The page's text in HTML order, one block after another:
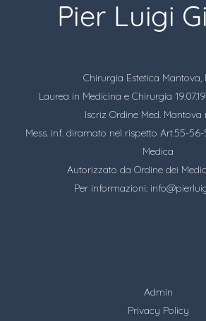
Chirurgia Estetica Mantova,
Laurea in Medicina e Chirurgia
Iscriz Ordine Med. Mantova
Mess. inf. diramato nel rispetto Art.55-
Medica
Autorizzato da Ordine dei
Per informazioni:
Admin
Privacy Policy